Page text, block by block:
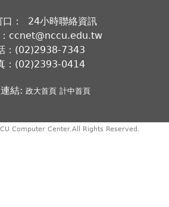
口： 24小時聯絡資訊
ccnet@nccu.edu.tw
：(02)2938-7343
：(02)2393-0414
結: 政大首頁 計中首頁
Computer Center.All Rights Reserved.